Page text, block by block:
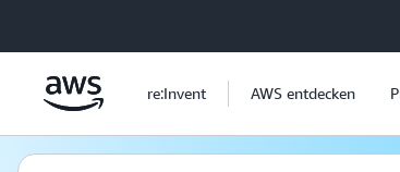
re:Invent AWS entdecken